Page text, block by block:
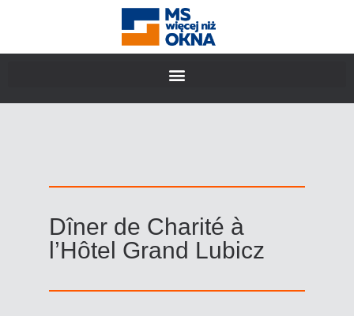
Dîner de Charité à
l’Hôtel Grand Lubicz